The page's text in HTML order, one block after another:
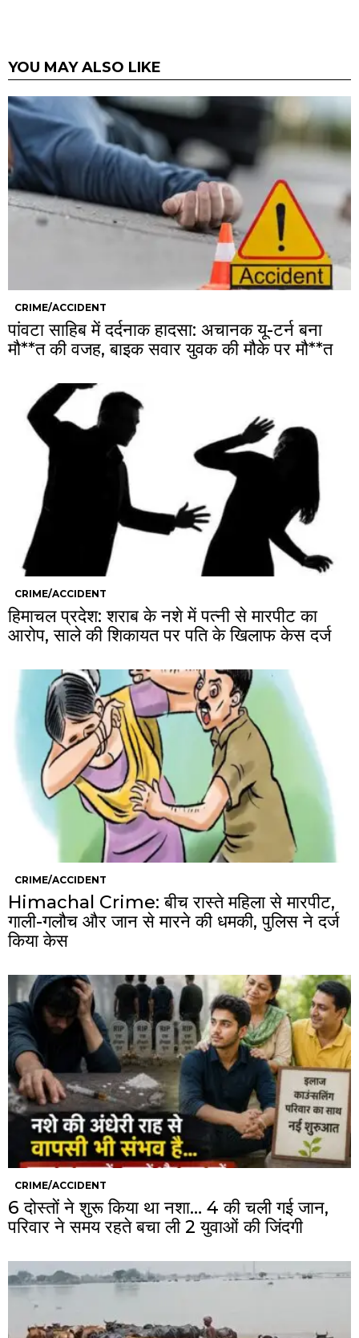
YOU MAY ALSO LIKE
CRIME/ACCIDENT
पांवटा साहिब में दर्दनाक हादसा: अचानक यू-टर्न बना
मौ**त की वजह, बाइक सवार युवक की मौके पर मौ**त
CRIME/ACCIDENT
हिमाचल प्रदेश: शराब के नशे में पत्नी से मारपीट का
आरोप, साले की शिकायत पर पति के खिलाफ केस दर्ज
CRIME/ACCIDENT
Himachal Crime: बीच रास्ते महिला से मारपीट,
गाली-गलौच और जान से मारने की धमकी, पुलिस ने दर्ज
किया केस
CRIME/ACCIDENT
6 दोस्तों ने शुरू किया था नशा… 4 की चली गई जान,
परिवार ने समय रहते बचा ली 2 युवाओं की जिंदगी